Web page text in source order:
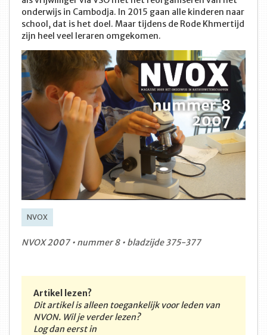
onderwijs in Cambodja. In 2015 gaan alle kinderen naar
school, dat is het doel. Maar tijdens de Rode Khmertijd
zijn heel veel leraren omgekomen.
NVOX
NVOX 2007 • nummer 8 • bladzijde 375-377
Artikel lezen?
Dit artikel is alleen toegankelijk voor leden van
NVON. Wil je verder lezen?
Log dan eerst in